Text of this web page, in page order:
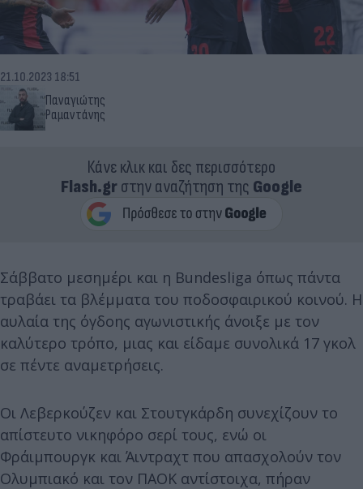
Παναγιώτης
Ραμαντάνης
21.10.2023 18:51
Κάνε κλικ και δες περισσότερο
Flash.grστην αναζήτηση της Google
Σάββατο μεσημέρι και η Bundesliga όπως πάντα
τραβάει τα βλέμματα του ποδοσφαιρικού κοινού. Η
αυλαία της όγδοης αγωνιστικής άνοιξε με τον
καλύτερο τρόπο, μιας και είδαμε συνολικά 17 γκολ
σε πέντε αναμετρήσεις.
Οι Λεβερκούζεν και Στουτγκάρδη συνεχίζουν το
απίστευτο νικηφόρο σερί τους, ενώ οι
Φράιμπουργκ και Άιντραχτ που απασχολούν τον
Ολυμπιακό και τον ΠΑΟΚ αντίστοιχα, πήραν